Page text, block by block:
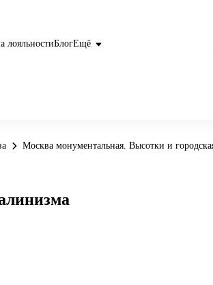
лояльностиБлогЕщё
Москва монументальная. Высотки и